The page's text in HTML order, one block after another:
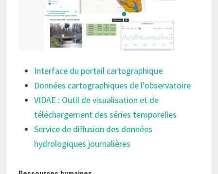
Interface du portail cartographique
Données cartographiques de l’observatoire
VIDAE : Outil de visualisation et de
téléchargement des séries temporelles
Service de diffusion des données
hydrologiques journalières